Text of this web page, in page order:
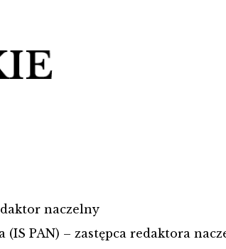
naczelny
(IS PAN) – zastępca redaktora